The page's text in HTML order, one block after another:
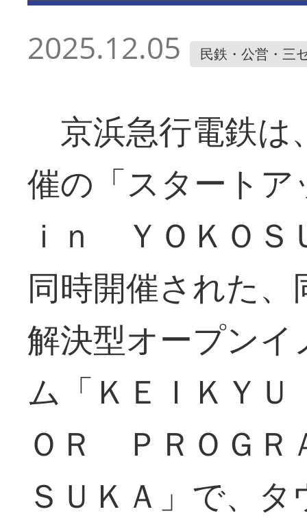
2025.12.05 民鉄・公営・三
京浜急行電鉄は
催の「スタート
ｉｎ ＹＯＫＯ
同時開催された
解決型オープン
ム「ＫＥＩＫＹ
ＯＲ ＰＲＯＧ
ＳＵＫＡ」で、